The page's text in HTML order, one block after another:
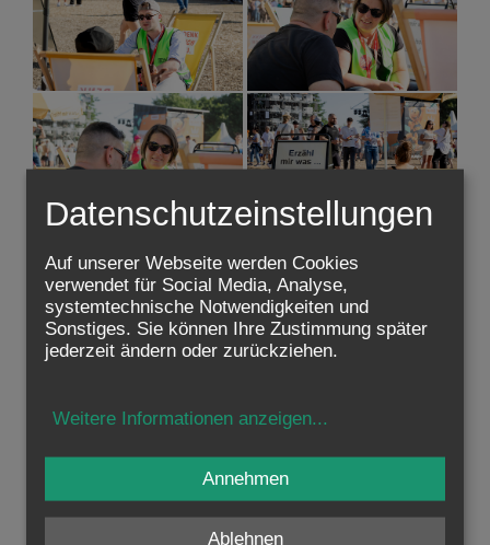
Datenschutzeinstellungen
Auf unserer Webseite werden Cookies
verwendet für Social Media, Analyse,
systemtechnische Notwendigkeiten und
Sonstiges. Sie können Ihre Zustimmung später
jederzeit ändern oder zurückziehen.
Weitere Informationen anzeigen...
Ablehnen
Annehmen